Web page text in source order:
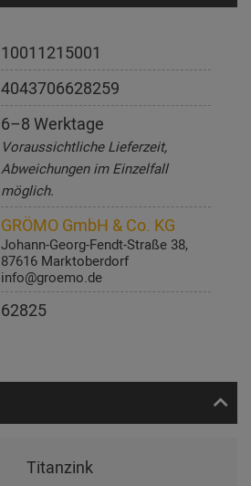
10011215001
4043706628259
6–8 Werktage
Voraussichtliche Lieferzeit,
Abweichungen im Einzelfall
möglich.
GRÖMO GmbH & Co. KG
Johann-Georg-Fendt-Straße 38,
87616 Marktoberdorf
info@groemo.de
62825
Titanzink